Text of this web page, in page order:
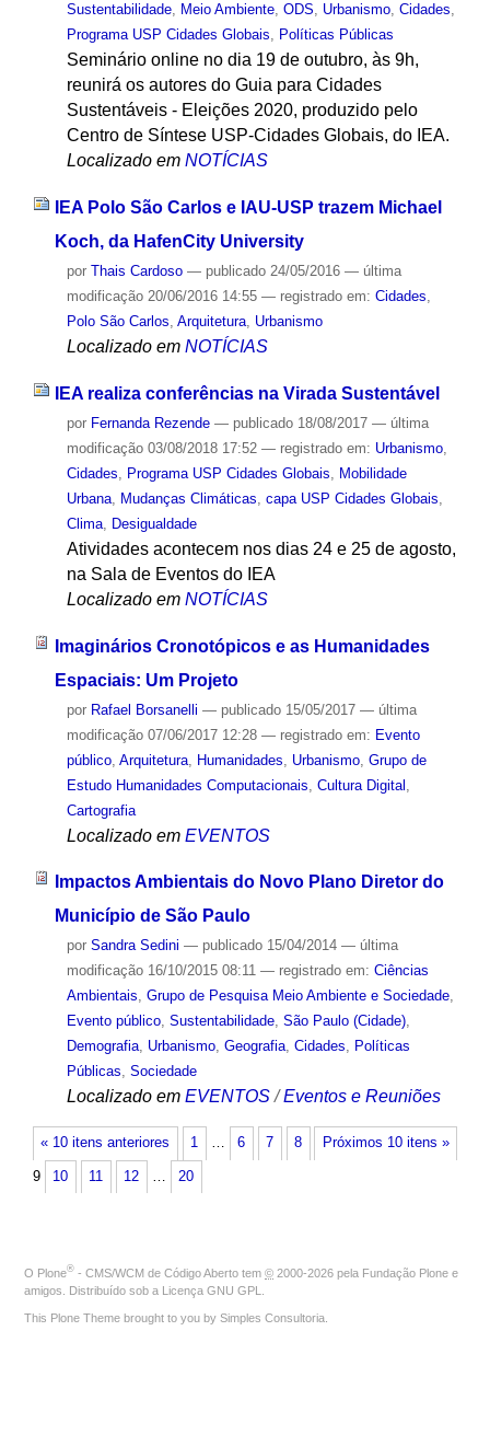
Sustentabilidade, Meio Ambiente, ODS, Urbanismo, Cidades,
Programa USP Cidades Globais, Políticas Públicas
Seminário online no dia 19 de outubro, às 9h,
reunirá os autores do Guia para Cidades
Sustentáveis - Eleições 2020, produzido pelo
Centro de Síntese USP-Cidades Globais, do IEA.
Localizado em NOTÍCIAS
IEA Polo São Carlos e IAU-USP trazem Michael
Koch, da HafenCity University
por Thais Cardoso — publicado24/05/2016 — última
modificação20/06/2016 14:55 — registrado em: Cidades,
Polo São Carlos, Arquitetura, Urbanismo
Localizado em NOTÍCIAS
IEA realiza conferências na Virada Sustentável
por Fernanda Rezende — publicado18/08/2017 — última
modificação03/08/2018 17:52 — registrado em: Urbanismo,
Cidades
Programa USP Cidades Globais
Mobilidade
Urbana, Mudanças Climáticas capa USP Cidades Globais
Clima, Desigualdade
Atividades acontecem nos dias 24 e 25 de agosto,
na Sala de Eventos do IEA
Localizado em NOTÍCIAS
Imaginários Cronotópicos e as Humanidades
Espaciais: Um Projeto
por Rafael Borsanelli — publicado15/05/2017 — última
modificação07/06/2017 12:28 — registrado em: Evento
público, Arquitetura, Humanidades Urbanismo, Grupo de
Estudo Humanidades Computacionais Cultura Digital
Cartografia
Localizado em EVENTOS
Impactos Ambientais do Novo Plano Diretor do
Município de São Paulo
por Sandra Sedini — publicado15/04/2014 — última
modificação16/10/2015 08:11 — registrado em: Ciências
Ambientais, Grupo de Pesquisa Meio Ambiente e Sociedade,
Evento público, Sustentabilidade, São Paulo (Cidade),
Demografia, Urbanismo, Geografia, Cidades, Políticas
Públicas, Sociedade
Localizado em EVENTOS /Eventos e Reuniões
« 10 itens anteriores Próximos 10 itens »
1 … 6 7 8
9 10 11 12 … 20
O Plone® - CMS/WCM de Código Aberto tem © 2000-2026 pela Fundação Plone e
amigos. Distribuído sob a Licença GNU GPL
This Plone Theme brought to you by Simples Consultoria